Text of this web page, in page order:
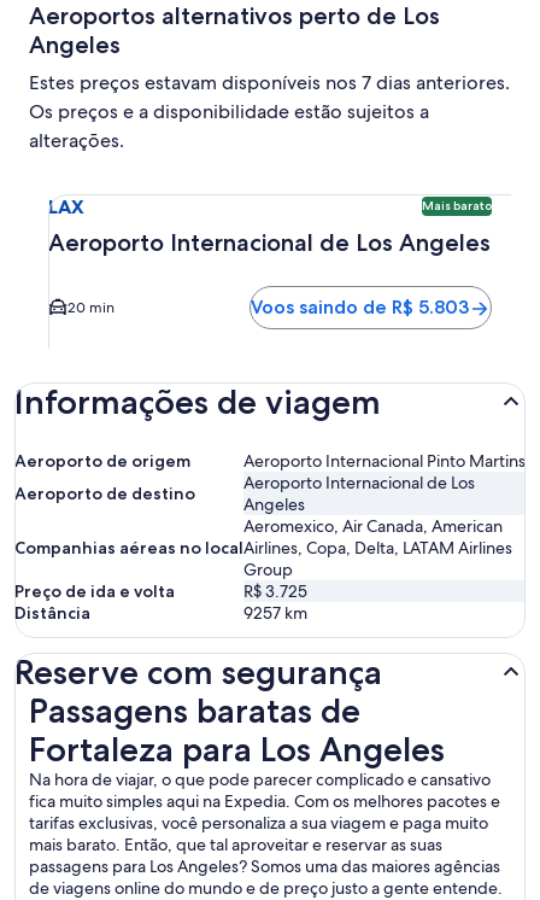
Aeroportos alternativos perto de Los
Angeles
Estes preços estavam disponíveis nos 7 dias anteriores.
Os preços e a disponibilidade estão sujeitos a
alterações.
LAX Mais barato
Aeroporto Internacional de Los Angeles
20 min Voos saindo de R$ 5.803
Informações de viagem
Aeroporto de origem
Aeroporto Internacional Pinto Martins
Aeroporto de destino
Aeroporto Internacional de Los
Angeles
Companhias aéreas no local
Aeromexico, Air Canada, American
Airlines, Copa, Delta, LATAM Airlines
Group
Preço de ida e volta
R$ 3.725
Distância
9257 km
Reserve com segurança
Passagens baratas de
Fortaleza para Los Angeles
Na hora de viajar, o que pode parecer complicado e cansativo
fica muito simples aqui na Expedia. Com os melhores pacotes e
tarifas exclusivas, você personaliza a sua viagem e paga muito
mais barato. Então, que tal aproveitar e reservar as suas
passagens para Los Angeles? Somos uma das maiores agências
de viagens online do mundo e de preço justo a gente entende.
Passagens baratas de Fortaleza para Los Angeles